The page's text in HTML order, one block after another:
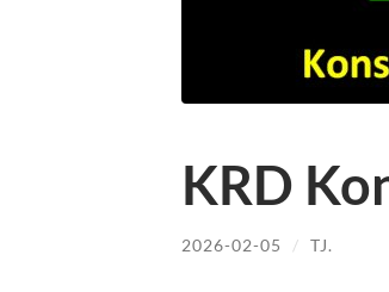
KRD
2026-02-05 / TJ.